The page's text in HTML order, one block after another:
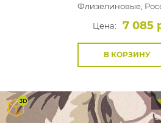
Флизелиновые,
Цена:
7 085
В КОРЗИНУ